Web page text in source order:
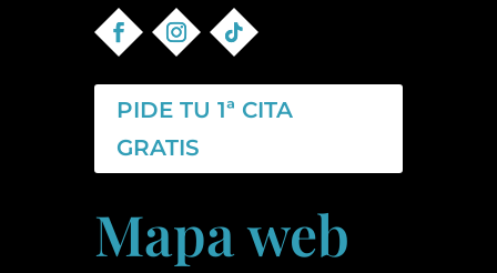
PIDE TU 1ª CITA
GRATIS
Mapa web